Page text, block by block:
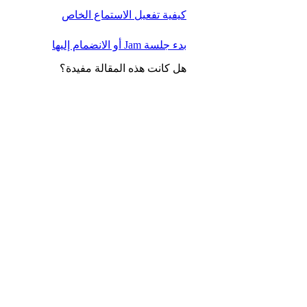
كيفية تفعيل الاستماع الخاص
بدء جلسة Jam أو الانضمام إليها
هل كانت هذه المقالة مفيدة؟